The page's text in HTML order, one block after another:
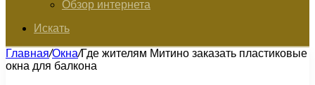
Обзор интернета
Искать
Главная/Окна/Где жителям Митино заказать пластиковые
окна для балкона